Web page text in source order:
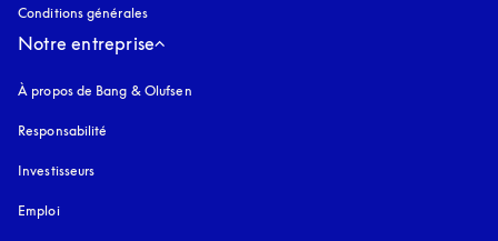
Conditions générales
Notre entreprise
À propos de Bang & Olufsen
Responsabilité
Investisseurs
Emploi